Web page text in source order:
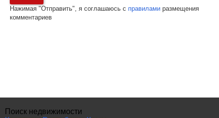
Нажимая "Отправить", я соглашаюсь с правилами размещения
комментариев
Поиск недвижимости